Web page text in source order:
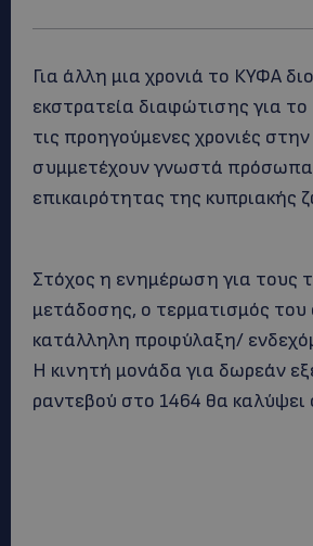
Για άλλη μια χρονιά το ΚΥΦΑ
εκστρατεία διαφώτισης για
τις προηγούμενες χρονιές
συμμετέχουν γνωστά
επικαιρότητας της κυπριακής
Στόχος η ενημέρωση για τους
μετάδοσης, ο τερματισμός του
κατάλληλη προφύλαξη/
Η κινητή μονάδα για δωρεάν
ραντεβού στο 1464 θα